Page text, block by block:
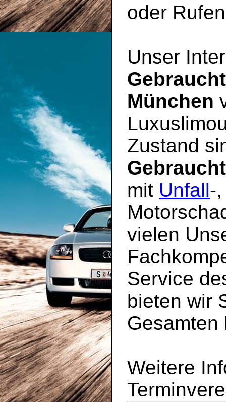
oder
Unser
München
Zustand
mit Unfall-
vielen
Service
bieten wir
Gesamten
Weitere